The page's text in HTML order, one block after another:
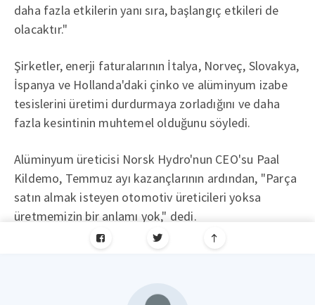
daha fazla etkilerin yanı sıra, başlangıç ​​​​etkileri de
olacaktır."
Şirketler, enerji faturalarının İtalya, Norveç, Slovakya,
İspanya ve Hollanda'daki çinko ve alüminyum izabe
tesislerini üretimi durdurmaya zorladığını ve daha
fazla kesintinin muhtemel olduğunu söyledi.
Alüminyum üreticisi Norsk Hydro'nun CEO'su Paal
Kildemo, Temmuz ayı kazançlarının ardından, "Parça
satın almak isteyen otomotiv üreticileri yoksa
üretmemizin bir anlamı yok," dedi.